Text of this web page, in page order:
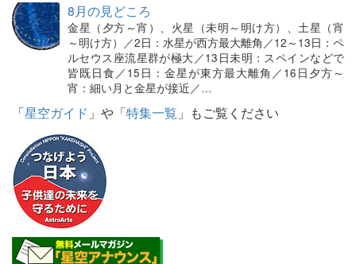
8月の見どころ
金星（夕方～宵）、火星（未明～明け方）、土星（宵
～明け方）／2日：水星が西方最大離角／12～13日：ペ
ルセウス座流星群が極大／13日未明：スペインなどで
皆既日食／15日：金星が東方最大離角／16日夕方～
宵：細い月と金星が接近／…
「星空ガイド 」や「特集一覧 」もご覧ください